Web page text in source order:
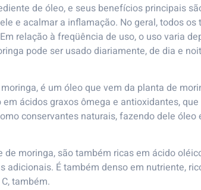
de óleo, e seus benefícios principais
e acalmar a inflamação. No geral, todos
relação à freqüência de uso, o uso varia
pode ser usado diariamente, de dia e
é um óleo que vem da planta de
em ácidos graxos ômega e antioxidantes,
conservantes naturais, fazendo dele
de moringa, são também ricas em ácido
adicionais. É também denso em nutriente,
também.